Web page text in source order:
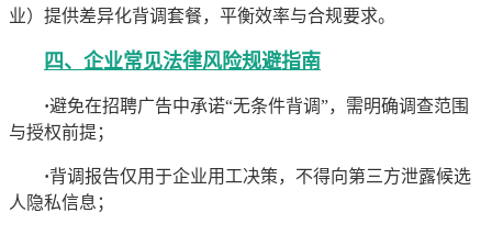
业）提供差异化背调套餐，平衡效率与合规要求。
四、企业常见法律风险规避指南
·避免在招聘广告中承诺“无条件背调”，需明确调查范围
与授权前提；
·背调报告仅用于企业用工决策，不得向第三方泄露候选
人隐私信息；